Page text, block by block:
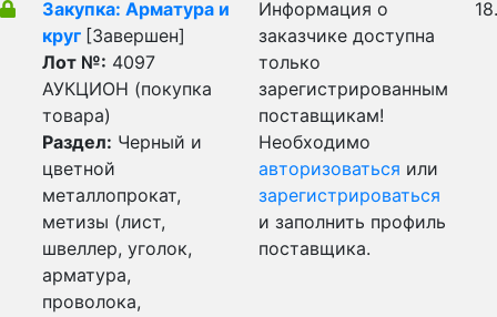
Закупка: Арматура и
круг [Завершен]
Лот №: 4097
АУКЦИОН (покупка
товара)
Раздел: Черный и
цветной
металлопрокат,
метизы (лист,
швеллер, уголок,
арматура,
проволока,
Информация о
заказчике доступна
только
зарегистрированным
поставщикам!
Необходимо
авторизоваться или
зарегистрироваться
и заполнить профиль
поставщика.